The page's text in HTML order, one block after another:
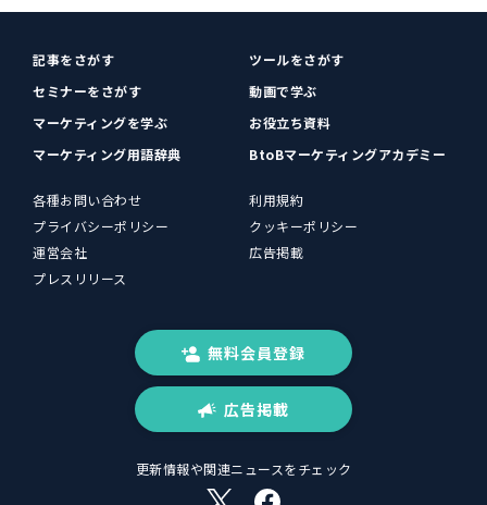
記事をさがす
ツールをさがす
セミナーをさがす
動画で学ぶ
マーケティングを学ぶ
お役立ち資料
マーケティング用語辞典
BtoBマーケティングアカデミー
各種お問い合わせ
利用規約
プライバシーポリシー
クッキーポリシー
運営会社
広告掲載
プレスリリース
無料会員登録
広告掲載
更新情報や関連ニュースをチェック